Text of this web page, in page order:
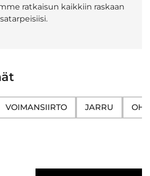
ratkaisun kaikkiin raskaan
VOIMANSIIRTO JARRU